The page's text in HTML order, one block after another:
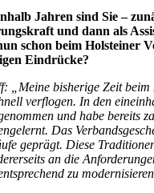
Jahren sind Sie –
und dann als
schon beim Holsteiner
Eindrücke?
„Meine bisherige Zeit
verflogen. In den
und habe bereits
Das
geprägt. Diese
an die
zu